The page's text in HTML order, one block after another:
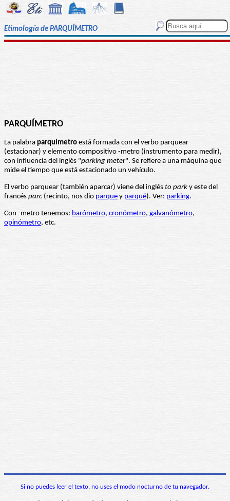
Etimología de PARQUÍMETRO
PARQUÍMETRO
La palabra parquímetro está formada con el verbo parquear
(estacionar) y elemento compositivo -metro (instrumento para medir),
con influencia del inglés "parking meter". Se refiere a una máquina que
mide el tiempo que está estacionado un vehículo.
El verbo parquear (también aparcar) viene del inglés to park y este del
francés parc (recinto, nos dio parque y parqué). Ver: parking.
Con -metro tenemos: barómetro, cronómetro, galvanómetro,
opinómetro, etc.
Si no puedes leer el texto, no uses el modo nocturno de tu navegador.